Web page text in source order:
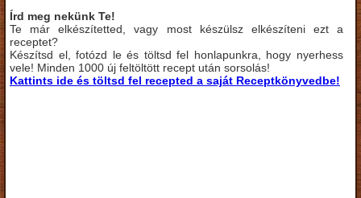
Írd meg nekünk Te!
Te már elkészítetted, vagy most készülsz elkészíteni ezt a
receptet?
Készítsd el, fotózd le és töltsd fel honlapunkra, hogy nyerhess
vele! Minden 1000 új feltöltött recept után sorsolás!
Kattints ide és töltsd fel recepted a saját Receptkönyvedbe!